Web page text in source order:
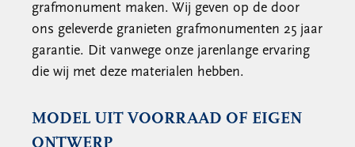
grafmonument maken. Wij geven op de door
ons geleverde granieten grafmonumenten 25 jaar
garantie. Dit vanwege onze jarenlange ervaring
die wij met deze materialen hebben.
MODEL UIT VOORRAAD OF EIGEN
ONTWERP